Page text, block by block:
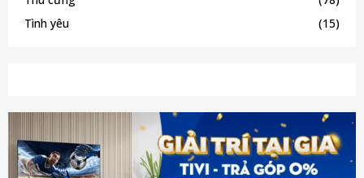
Tình yêu
(15)